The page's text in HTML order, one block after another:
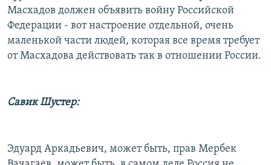
Масхадов должен объявить войну Российской
Федерации - вот настроение отдельной, очень
маленькой части людей, которая все время требует
от Масхадова действовать так в отношении России.
Савик Шустер:
Эдуард Аркадьевич, может быть, прав Мербек